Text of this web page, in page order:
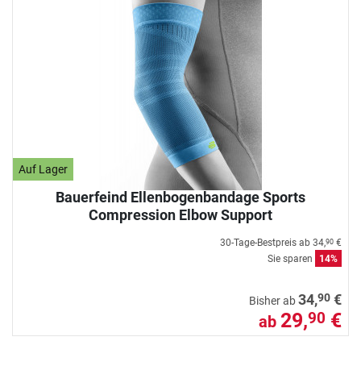
Auf Lager
Bauerfeind Ellenbogenbandage Sports
Compression Elbow Support
30-Tage-Bestpreis ab 34,90 €
Sie sparen
14%
Bisher ab34,90 €
ab 29,90 €